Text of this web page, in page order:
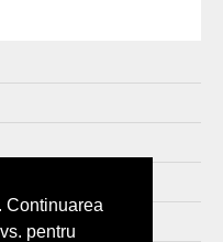
Continuarea
pentru